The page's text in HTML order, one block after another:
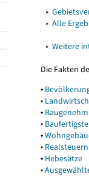
▸
▸ Alle
▸ Weitere
Die Fakten
▾
▾
▾
▾
▾
▾ Realsteuern
▾ Hebesätze
▾